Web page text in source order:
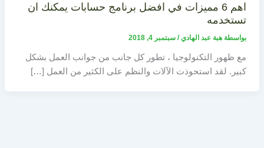
اهم 6 مميزات في افضل برنامج حسابات يمكنك ان
تستخدمه
بواسطة هبة عبد الهادي/ سبتمبر 4, 2018
مع ظهور التكنولوجيا ، تطور كل جانب من جوانب العمل بشكل
كبير. لقد استحوذت الآلات والنظم على الكثير من العمل […]